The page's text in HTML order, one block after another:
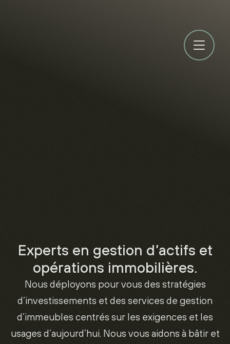
Experts en gestion d’actifs et
opérations immobilières.
Nous déployons pour vous des stratégies
d’investissements et des services de gestion
d’immeubles centrés sur les exigences et les
usages d’aujourd’hui. Nous vous aidons à bâtir et